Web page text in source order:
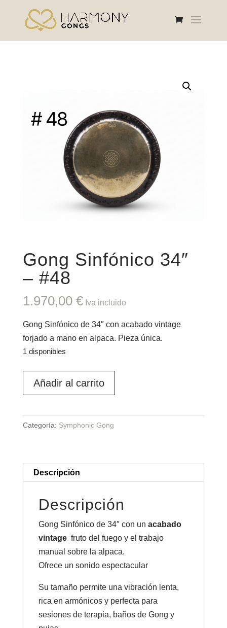
Gong Sinfónico 34″
– #48
1.970,00 € Iva incluido
Gong Sinfónico de 34″ con acabado vintage
forjado a mano en alpaca. Pieza única.
1 disponibles
–
Añadir al carrito
Categoría: Symphonic Gong
Descripción
Descripción
Gong Sinfónico de 34″ con un acabado
vintage fruto del fuego y el trabajo
manual sobre la alpaca.
Ofrece un sonido espectacular
Su tamaño permite una vibración lenta,
rica en armónicos y perfecta para
sesiones de terapia, baños de Gong y